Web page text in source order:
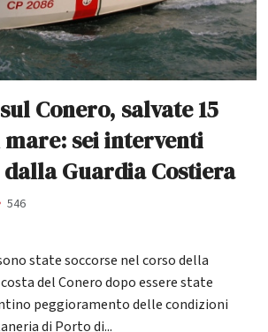
Conero, salvate 15
sei interventi
Guardia Costiera
546
state soccorse nel corso della
del Conero dopo essere state
peggioramento delle condizioni
di Porto di...